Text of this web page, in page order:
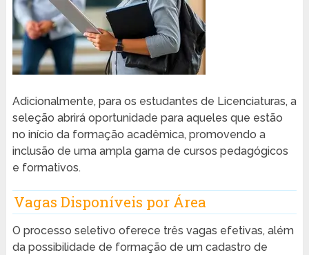
Adicionalmente, para os estudantes de Licenciaturas, a
seleção abrirá oportunidade para aqueles que estão
no início da formação acadêmica, promovendo a
inclusão de uma ampla gama de cursos pedagógicos
e formativos.
Vagas Disponíveis por Área
O processo seletivo oferece três vagas efetivas, além
da possibilidade de formação de um cadastro de